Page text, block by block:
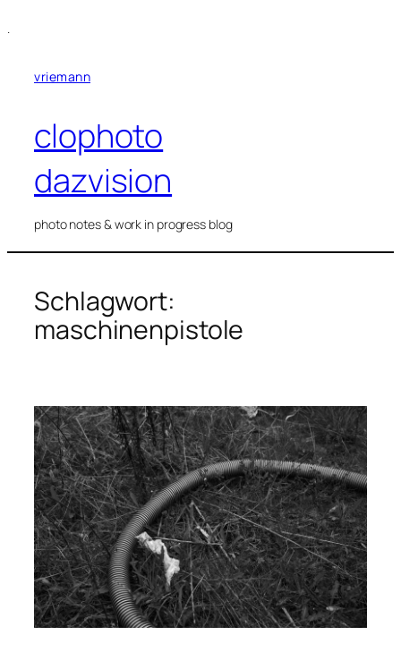
Inhalt
.
vriemann
clophoto
dazvision
photo notes & work in progress blog
Schlagwort:
maschinenpistole